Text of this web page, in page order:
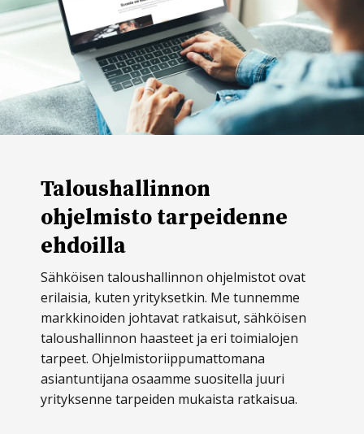
ohjelmisto tarpeidenne
ehdoilla
Sähköisen taloushallinnon ohjelmistot ovat
markkinoiden johtavat ratkaisut, sähköisen
taloushallinnon haasteet ja eri toimialojen
tarpeet. Ohjelmistoriippumattomana
asiantuntijana osaamme suositella juuri
yrityksenne tarpeiden mukaista ratkaisua.
Econian tarjoamat sähköisen taloushallinnon